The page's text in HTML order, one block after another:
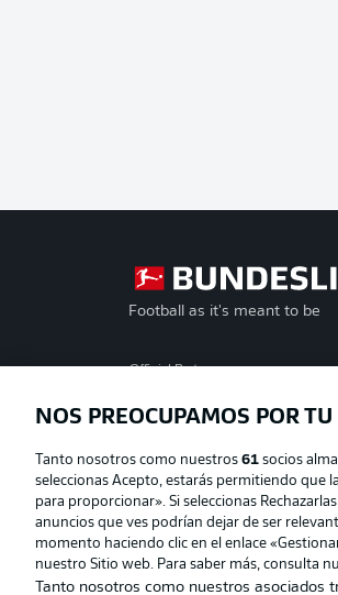
Football as it's meant to be
Official Partners
NOS PREOCUPAMOS POR
Tanto nosotros como nuestros 61 socios
seleccionas Acepto, estarás permitiendo que
para proporcionar». Si seleccionas
anuncios que ves podrían dejar de ser
momento haciendo clic en el enlace
nuestro Sitio web. Para saber más, consulta
Tanto nosotros como nuestros asociados